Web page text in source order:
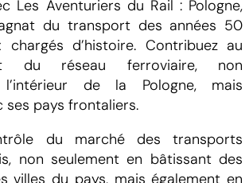
Les Aventuriers du Rail : Pologne,
du transport des années 50
d’histoire. Contribuez au
du réseau ferroviaire, non
de la Pologne, mais
ses pays frontaliers.
du marché des transports
non seulement en bâtissant des
villes du pays, mais également en